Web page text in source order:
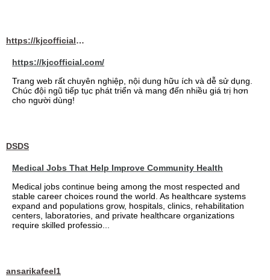
https://kjcofficial.com/
https://kjcofficial.com/
Trang web rất chuyên nghiệp, nội dung hữu ích và dễ sử dụng.
Chúc đội ngũ tiếp tục phát triển và mang đến nhiều giá trị hơn
cho người dùng!
DSDS
Medical Jobs That Help Improve Community Health
Medical jobs continue being among the most respected and
stable career choices round the world. As healthcare systems
expand and populations grow, hospitals, clinics, rehabilitation
centers, laboratories, and private healthcare organizations
require skilled professio...
ansarikafeel1